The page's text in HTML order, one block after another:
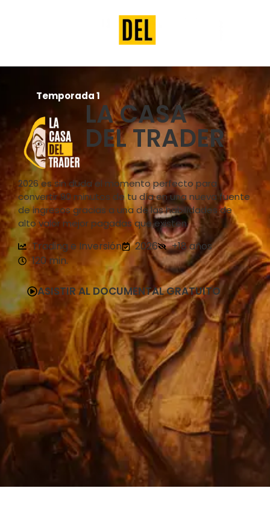
Temporada 1
LA CASA
DEL TRADER
2026 es sin duda el momento perfecto para
convertir 90 minutos de tu día en una nueva fuente
de ingresos gracias a una de las habilidades de
alto valor mejor pagadas que existen.
Trading e Inversión 2026
+18 años
120 min.
ASISTIR AL DOCUMENTAL GRATUITO